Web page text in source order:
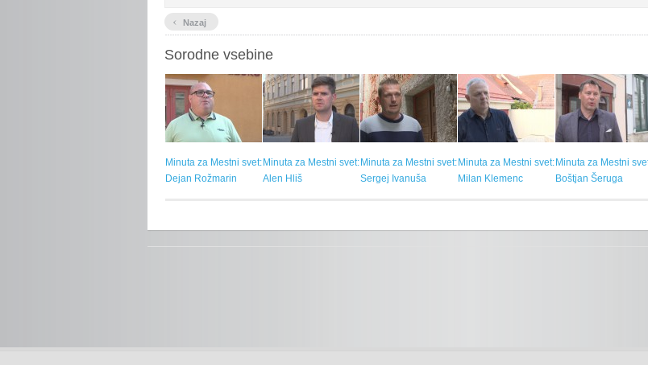
‹ Nazaj
Sorodne vsebine
Minuta za Mestni svet:
Dejan Rožmarin
Minuta za Mestni svet:
Alen Hliš
Minuta za Mestni svet:
Sergej Ivanuša
Minuta za Mestni svet:
Milan Klemenc
Minuta za Mestni
Boštjan Šeruga